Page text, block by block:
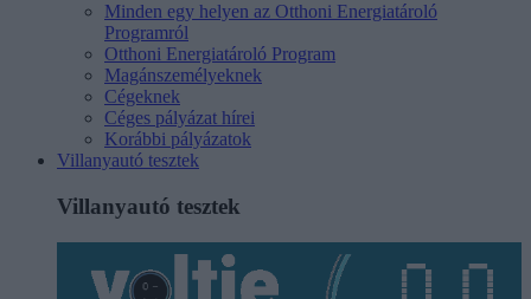
Minden egy helyen az Otthoni Energiatároló
Programról
Otthoni Energiatároló Program
Magánszemélyeknek
Cégeknek
Céges pályázat hírei
Korábbi pályázatok
Villanyautó tesztek
Villanyautó tesztek